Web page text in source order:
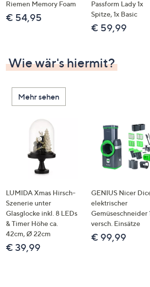
um
diese
Riemen Memory Foam
€ 54,95
Passform Lady 1x
Spitze, 1x Basic
€ 59,99
Wie wär's hiermit?
Mehr sehen
LUMIDA Xmas Hirsch-
Szenerie unter
Glasglocke inkl. 8 LEDs
& Timer Höhe ca.
42cm, Ø 22cm
€ 39,99
GENIUS Nicer
elektrischer
Gemüseschneider
versch. Einsätze
€ 99,99